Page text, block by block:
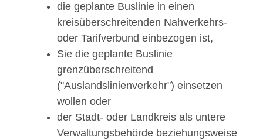
die geplante Buslinie in einen
kreisüberschreitenden Nahverkehrs-
oder Tarifverbund einbezogen ist,
Sie die geplante Buslinie
grenzüberschreitend
("Auslandslinienverkehr") einsetzen
wollen oder
der Stadt- oder Landkreis als untere
Verwaltungsbehörde beziehungsweise